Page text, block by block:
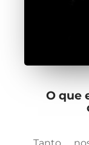
O que